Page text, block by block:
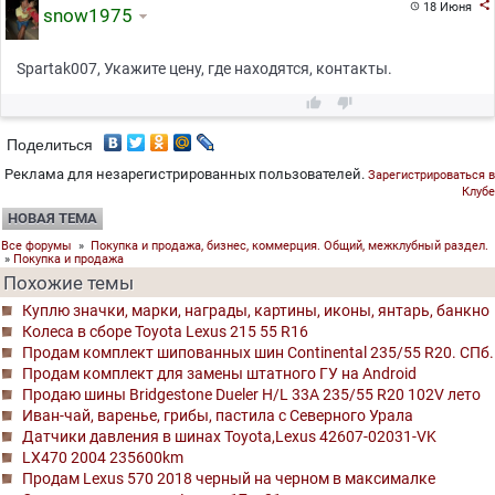
18 Июня 
snow1975
Spartak007, Укажите цену, где находятся, контакты.
 
Поделиться
Реклама для незарегистрированных пользователей. Зарегистрироваться в
Клубе
НОВАЯ ТЕМА
Все форумы » Покупка и продажа, бизнес, коммерция. Общий, межклубный раздел.
» Покупка и продажа
Похожие темы
Куплю значки, марки, награды, картины, иконы, янтарь, банкно
Колеса в сборе Toyota Lexus 215 55 R16
Продам комплект шипованных шин Continental 235/55 R20. СПб.
Продам комплект для замены штатного ГУ на Android
Продаю шины Bridgestone Dueler H/L 33A 235/55 R20 102V лето
Иван-чай, варенье, грибы, пастила с Северного Урала
Датчики давления в шинах Toyota,Lexus 42607-02031-VK
LX470 2004 235600km
Продам Lexus 570 2018 черный на черном в максималке